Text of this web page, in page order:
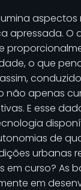
aspectos
apressada. O
o que
não apenas
E esse
de
urbanas
em curso? As
em